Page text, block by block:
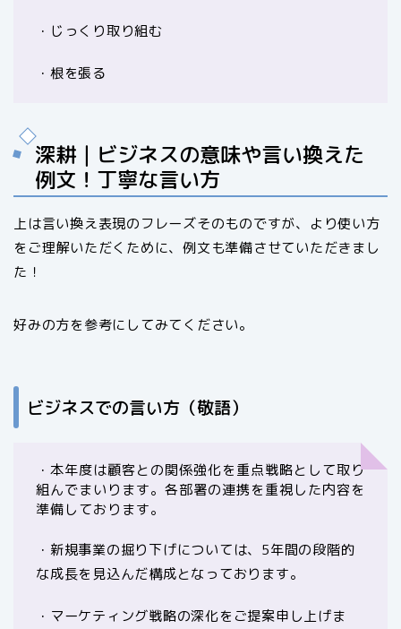
・じっくり取り組む
・根を張る
深耕｜ビジネスの意味や言い換えた
例文！丁寧な言い方
上は言い換え表現のフレーズそのものですが、より使い方
をご理解いただくために、例文も準備させていただきまし
た！
好みの方を参考にしてみてください。
ビジネスでの言い方（敬語）
・本年度は顧客との関係強化を重点戦略として取り
組んでまいります。各部署の連携を重視した内容を
準備しております。
・新規事業の掘り下げについては、5年間の段階的
な成長を見込んだ構成となっております。
・マーケティング戦略の深化をご提案申し上げま